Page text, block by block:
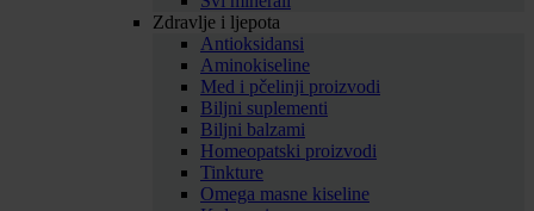
Zdravlje i ljepota
Antioksidansi
Aminokiseline
Med i pčelinji proizvodi
Biljni suplementi
Biljni balzami
Homeopatski proizvodi
Tinkture
Omega masne kiseline